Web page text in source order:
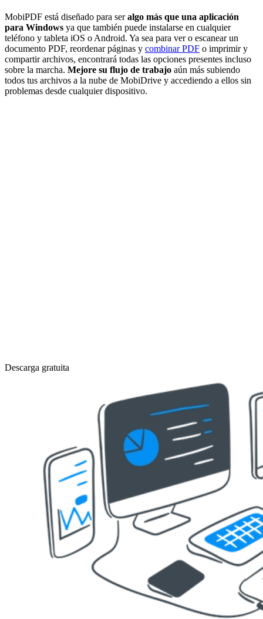
MobiPDF está diseñado para seralgo más que una aplicación
para Windows ya que también puede instalarse en cualquier
teléfono y tableta iOS o Android. Ya sea para ver o escanear un
documento PDF, reordenar páginas y combinar PDF o imprimir y
compartir archivos, encontrará todas las opciones presentes incluso
sobre la marcha. Mejore su flujo de trabajo aún más subiendo
todos tus archivos a la nube de MobiDrive y accediendo a ellos sin
problemas desde cualquier dispositivo.
Descarga gratuita